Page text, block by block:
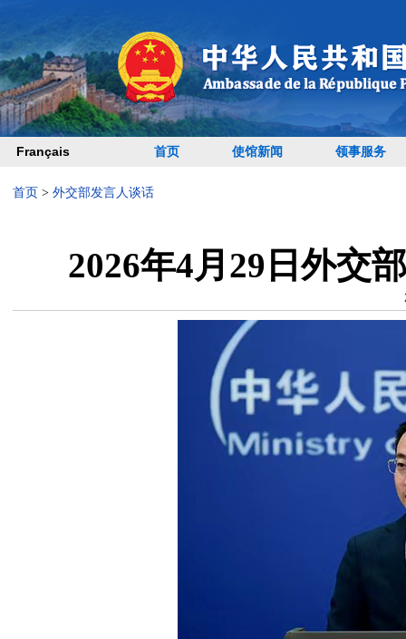
Français 首页 使馆新闻 领事服务
首页 > 外交部发言人谈话
2026年4月29日外交